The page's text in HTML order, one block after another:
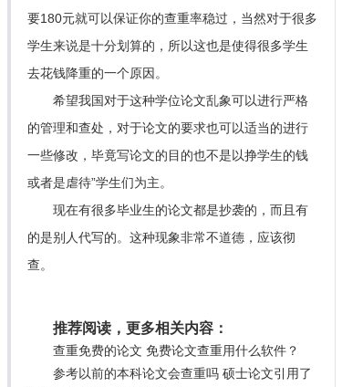
要180元就可以保证你的查重率稳过，当然对于很多
学生来说是十分划算的，所以这也是使得很多学生
去花钱降重的一个原因。
希望我国对于这种学位论文乱象可以进行严格
的管理和查处，对于论文的要求也可以适当的进行
一些修改，毕竟写论文的目的也不是以挣学生的钱
或者是虐待”学生们为主。
现在有很多毕业生的论文都是抄袭的，而且有
的是别人代写的。这种现象非常不道德，应该彻
查。
推荐阅读，更多相关内容：
查重免费的论文 免费论文查重用什么软件？
参考以前的本科论文会查重吗 硕士论文引用了